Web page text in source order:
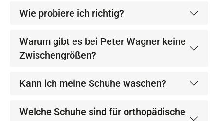
Wie probiere ich richtig?
Warum gibt es bei Peter Wagner keine
Zwischengrößen?
Kann ich meine Schuhe waschen?
Welche Schuhe sind für orthopädische